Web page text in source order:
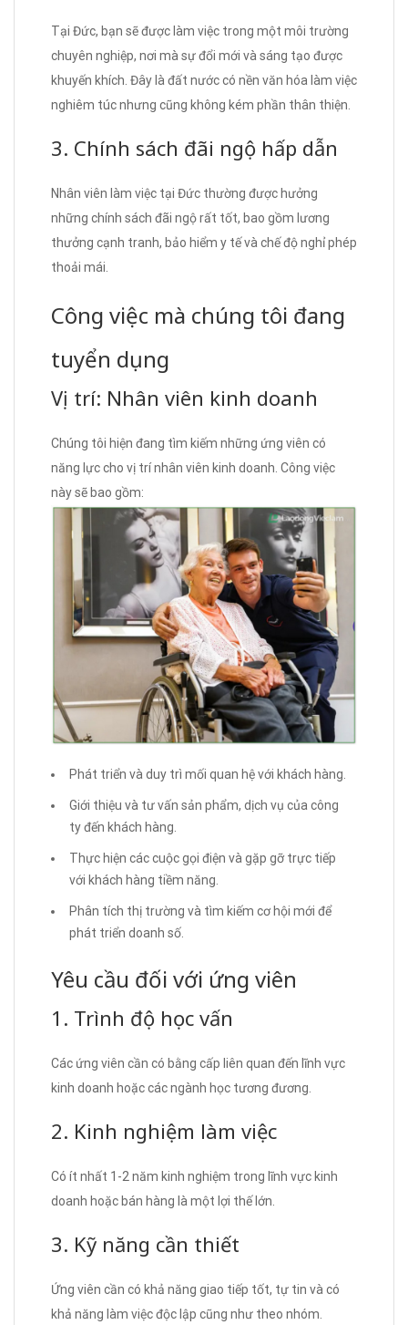
Tại Đức, bạn sẽ được làm việc trong một môi trường
chuyên nghiệp, nơi mà sự đổi mới và sáng tạo được
khuyến khích. Đây là đất nước có nền văn hóa làm việc
nghiêm túc nhưng cũng không kém phần thân thiện.
3. Chính sách đãi ngộ hấp dẫn
Nhân viên làm việc tại Đức thường được hưởng
những chính sách đãi ngộ rất tốt, bao gồm lương
thưởng cạnh tranh, bảo hiểm y tế và chế độ nghỉ phép
thoải mái.
Công việc mà chúng tôi đang
tuyển dụng
Vị trí: Nhân viên kinh doanh
Chúng tôi hiện đang tìm kiếm những ứng viên có
năng lực cho vị trí nhân viên kinh doanh. Công việc
này sẽ bao gồm:
Phát triển và duy trì mối quan hệ với khách hàng.
Giới thiệu và tư vấn sản phẩm, dịch vụ của công
ty đến khách hàng.
Thực hiện các cuộc gọi điện và gặp gỡ trực tiếp
với khách hàng tiềm năng.
Phân tích thị trường và tìm kiếm cơ hội mới để
phát triển doanh số.
Yêu cầu đối với ứng viên
1. Trình độ học vấn
Các ứng viên cần có bằng cấp liên quan đến lĩnh vực
kinh doanh hoặc các ngành học tương đương.
2. Kinh nghiệm làm việc
Có ít nhất 1-2 năm kinh nghiệm trong lĩnh vực kinh
doanh hoặc bán hàng là một lợi thế lớn.
3. Kỹ năng cần thiết
Ứng viên cần có khả năng giao tiếp tốt, tự tin và có
khả năng làm việc độc lập cũng như theo nhóm.